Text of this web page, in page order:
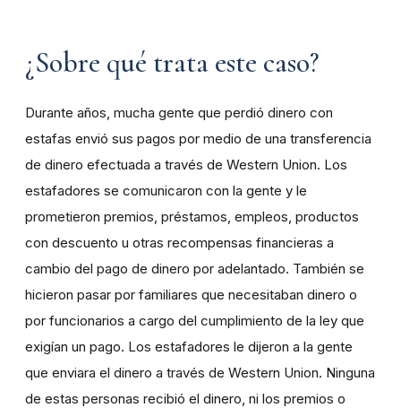
¿Sobre qué trata este caso?
Durante años, mucha gente que perdió dinero con
estafas envió sus pagos por medio de una transferencia
de dinero efectuada a través de Western Union. Los
estafadores se comunicaron con la gente y le
prometieron premios, préstamos, empleos, productos
con descuento u otras recompensas financieras a
cambio del pago de dinero por adelantado. También se
hicieron pasar por familiares que necesitaban dinero o
por funcionarios a cargo del cumplimiento de la ley que
exigían un pago. Los estafadores le dijeron a la gente
que enviara el dinero a través de Western Union. Ninguna
de estas personas recibió el dinero, ni los premios o